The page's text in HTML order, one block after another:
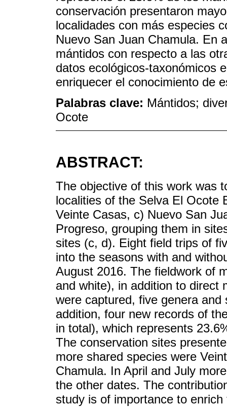
conservación presentaron
localidades con más especies
Nuevo San Juan Chamula. En
mántidos con respecto a las
datos ecológicos-taxonómicos
enriquecer el conocimiento de
Palabras clave: Mántidos;
Ocote
ABSTRACT:
The objective of this work was
localities of the Selva El Ocote
Veinte Casas, c) Nuevo San
Progreso, grouping them in
sites (c, d). Eight field trips of
into the seasons with and
August 2016. The fieldwork of
and white), in addition to direct
were captured, five genera
addition, four new records of
in total), which represents
The conservation sites
more shared species were
Chamula. In April and July
the other dates. The
study is of importance to